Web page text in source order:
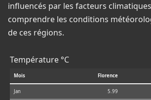
influencés par les facteurs
comprendre les conditions
de ces régions.
Température °C
Mois Florence
Jan 5.99